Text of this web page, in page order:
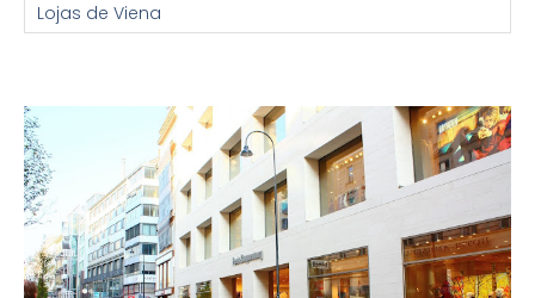
Lojas de Viena